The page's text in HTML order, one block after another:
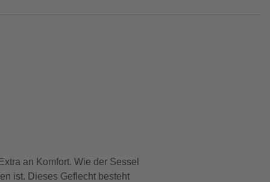
an Komfort. Wie der Sessel
ist. Dieses Geflecht besteht